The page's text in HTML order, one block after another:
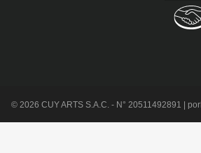
© 2026 CUY ARTS S.A.C. - N° 20511492891 | por